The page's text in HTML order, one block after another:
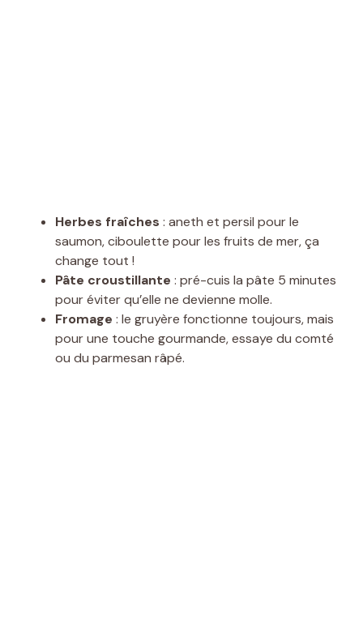
Herbes fraîches : aneth et persil pour le
saumon, ciboulette pour les fruits de mer, ça
change tout !
Pâte croustillante : pré-cuis la pâte 5 minutes
pour éviter qu’elle ne devienne molle.
Fromage : le gruyère fonctionne toujours, mais
pour une touche gourmande, essaye du comté
ou du parmesan râpé.